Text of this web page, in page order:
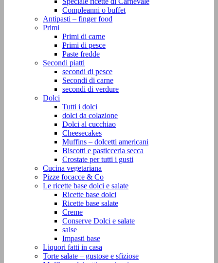
Compleanni o buffet
Antipasti – finger food
Primi
Primi di carne
Primi di pesce
Paste fredde
Secondi piatti
secondi di pesce
Secondi di carne
secondi di verdure
Dolci
Tutti i dolci
dolci da colazione
Dolci al cucchiao
Cheesecakes
Muffins – dolcetti americani
Biscotti e pasticceria secca
Crostate per tutti i gusti
Cucina vegetariana
Pizze focacce & Co
Le ricette base dolci e salate
Ricette base dolci
Ricette base salate
Creme
Conserve Dolci e salate
salse
Impasti base
Liquori fatti in casa
Torte salate – gustose e sfiziose